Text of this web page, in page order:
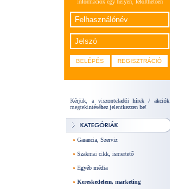
információk egy helyen, letölthetően
Kérjük, a viszonteladói hírek / akciók
megtekintéséhez jelentkezzen be!
Garancia, Szerviz
Szakmai cikk, ismertető
Egyéb média
Kereskedelem, marketing